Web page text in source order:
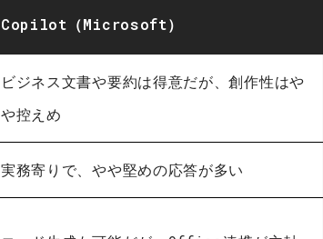
Copilot（Microsoft）
ビジネス文書や要約は得意だが、創作性はや
や控えめ
実務寄りで、やや堅めの応答が多い